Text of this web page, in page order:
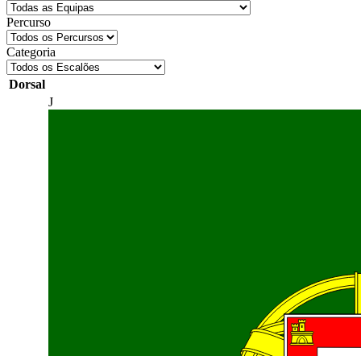
Percurso
Categoria
Dorsal
J